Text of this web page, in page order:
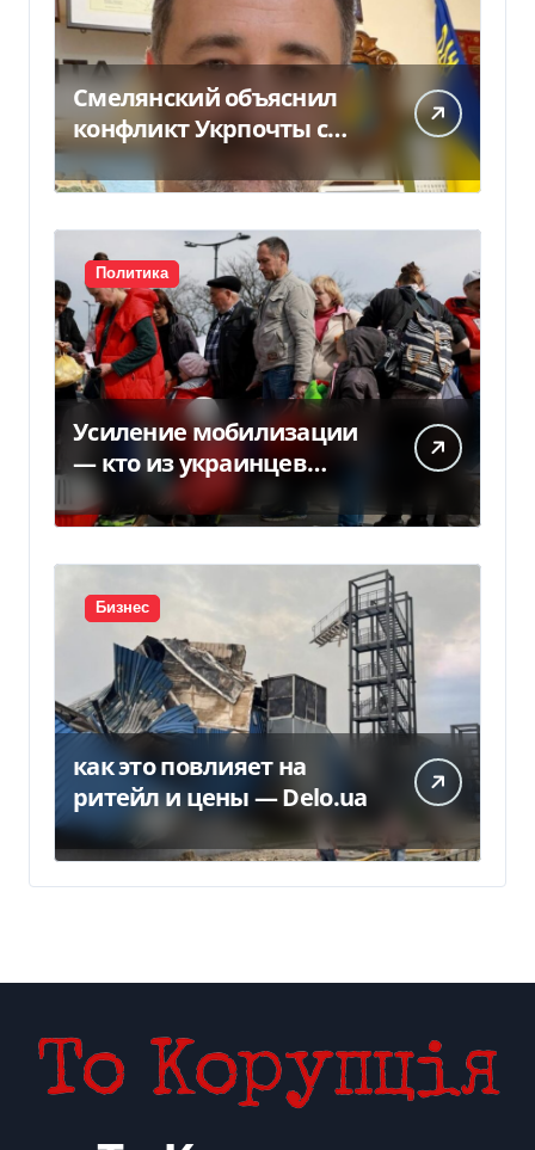
Смелянский объяснил
конфликт Укрпочты с
НБУ из-за платежек
Политика
Усиление мобилизации
— кто из украинцев
потеряет право на
временную защиту в ЕС
Бизнес
как это повлияет на
ритейл и цены — Delo.ua